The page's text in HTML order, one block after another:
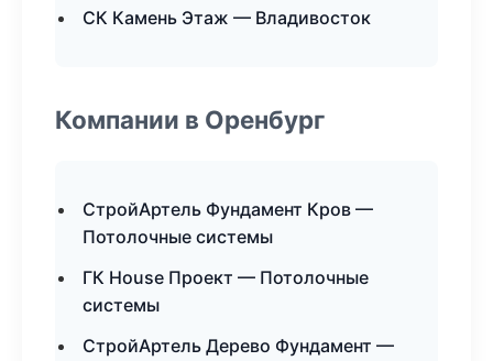
СК Камень Этаж — Владивосток
Компании в Оренбург
СтройАртель Фундамент Кров —
Потолочные системы
ГК House Проект — Потолочные
системы
СтройАртель Дерево Фундамент —